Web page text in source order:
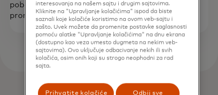
poboljšane usluge korisničkog uspjeha, upravljanja
promjenama i izvršenja platforme.
interesovanja na našem sajtu i drugim sajtovima.
Kliknite na "Upravljanje kolačićima" ispod da biste
saznali koje kolačiće koristimo na ovom veb-sajtu i
zašto. Uvek možete da promenite postavke saglasnosti
pomoću alatke "Upravljanje kolačićima" na dnu ekrana
(dostupno kao veza umesto dugmeta na nekim veb-
sajtovima). Ovo uključuje odbacivanje nekih ili svih
kolačića, osim onih koji su strogo neophodni za rad
sajta.
Prihvatite kolačiće Odbij sve